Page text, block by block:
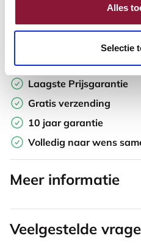
Alles
Selectie
Opzoek naar een offerte op
Toevoegen aan
Laagste Prijsgarantie
Gratis verzending
10 jaar garantie
Volledig naar wens
Meer informatie
Veelgestelde